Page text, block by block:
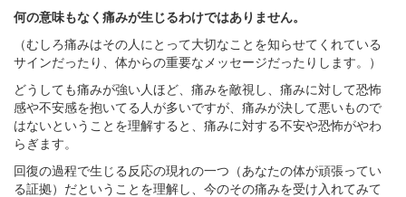
何の意味もなく痛みが生じるわけではありません。
（むしろ痛みはその人にとって大切なことを知らせてくれている
サインだったり、体からの重要なメッセージだったりします。）
どうしても痛みが強い人ほど、痛みを敵視し、痛みに対して恐怖
感や不安感を抱いてる人が多いですが、痛みが決して悪いもので
はないということを理解すると、痛みに対する不安や恐怖がやわ
らぎます。
回復の過程で生じる反応の現れの一つ（あなたの体が頑張ってい
る証拠）だということを理解し、今のその痛みを受け入れてみて